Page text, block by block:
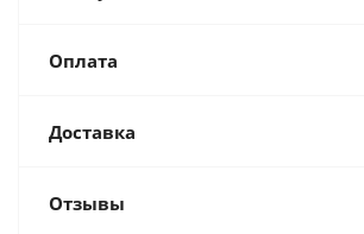
Оплата
Доставка
Отзывы